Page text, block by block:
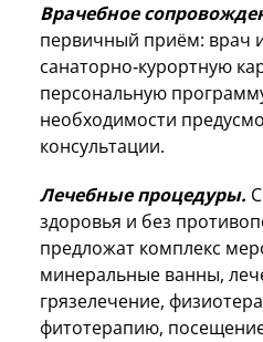
Врачебное
первичный приём: врач
санаторно‑курортную
персональную
необходимости
консультации.
Лечебные процедуры.
здоровья и без
предложат комплекс
минеральные ванны,
грязелечение,
фитотерапию,